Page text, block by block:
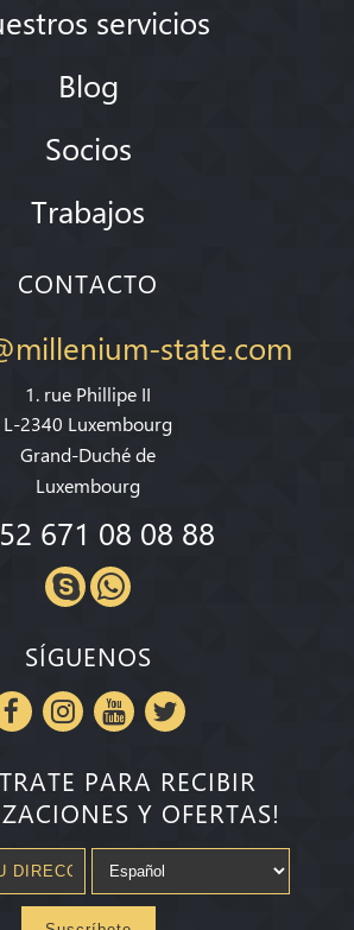
servicios
Blog
Socios
Trabajos
CONTACTO
state.com
1. rue Phillipe II
L-2340 Luxembourg
Grand-Duché de
Luxembourg
671 08 08 88
SÍGUENOS
PARA RECIBIR
Y OFERTAS!